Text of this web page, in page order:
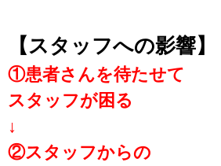
【スタッフへの影響】
①患者さんを待たせて
スタッフが困る
↓
②スタッフからの